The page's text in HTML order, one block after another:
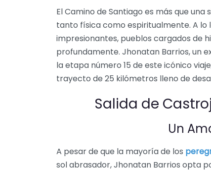
El Camino de Santiago es más que
tanto física como espiritualmente. A lo
impresionantes, pueblos cargados de
profundamente. Jhonatan Barrios, un
la etapa número 15 de este icónico
trayecto de 25 kilómetros lleno de
Salida de
Un
A pesar de que la mayoría de los
sol abrasador, Jhonatan Barrios opta